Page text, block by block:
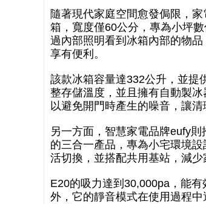
隨著現代家庭空間愈發侷限，
箱，寬度僅60公分，專為小坪
過內部照明看到冰箱內部的物
享有便利。
該款冰箱容量達332公升，並提
整存儲溫度，並且擁有自動製
以避免開門時產生的噪音，讓清
另一方面，智慧家電品牌eufy
的三合一產品，專為小宅環境
活切換，並搭配共用基站，減少
E20的吸力達到30,000pa，能
外，它的靜音模式在使用過程